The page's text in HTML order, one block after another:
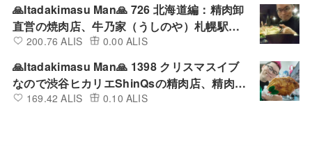
🙏Itadakimasu Man🙏 726 北海道編：精肉卸
直営の焼肉店、牛乃家（うしのや）札幌駅北
口店の満腹ランチ定食を店内で食べてみた
200.76 ALIS 0.00 ALIS
🙏Itadakimasu Man🙏 1398 クリスマスイブ
なので渋谷ヒカリエShinQsの精肉店、精肉あ
づまの四国匠どりローストチキンレッグ（醤
169.42 ALIS 0.10 ALIS